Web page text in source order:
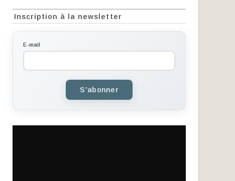
Inscription à la newsletter
E-mail
S'abonner